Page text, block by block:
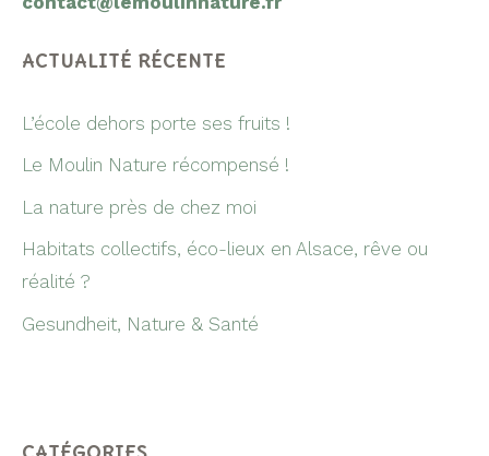
ACTUALITÉ RÉCENTE
L’école dehors porte ses fruits !
Le Moulin Nature récompensé !
La nature près de chez moi
Habitats collectifs, éco-lieux en Alsace, rêve ou
réalité ?
Gesundheit, Nature & Santé
CATÉGORIES